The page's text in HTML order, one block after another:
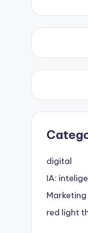
digital
IA:
red light